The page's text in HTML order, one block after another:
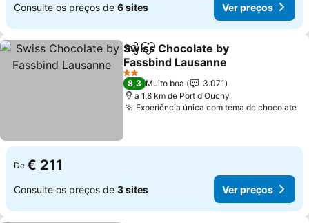
Consulte os preços de 6 sites Ver preços
PartilharAdicionar aos favoritos
Swiss Chocolate by
Fassbind Lausanne
Ver preços
2 Estrelas
8,3 Muito boa
3.071
a 1.8 km de Port d'Ouchy
Experiência única com tema de chocolate
De € 211
Consulte os preços de 3 sites Ver preços